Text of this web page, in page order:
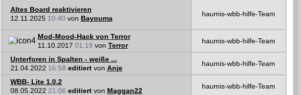
Altes Board reaktivieren
12.11.2025 10:40 von Bayouma
haumis-wbb-hilfe-Team
Mod-Mood-Hack von Terror
11.10.2017 01:19 von Terror
haumis-wbb-hilfe-Team
Unterforen in Spalten - weiße ...
21.04.2022 16:58 editiertvon Anje
haumis-wbb-hilfe-Team
WBB- Lite 1.0.2
08.05.2022 21:06 editiertvon Maggan22
haumis-wbb-hilfe-Team